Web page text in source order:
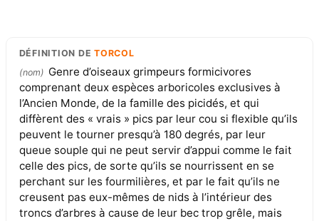
DÉFINITION DETORCOL
(nom) Genre d’oiseaux grimpeurs formicivores
comprenant deux espèces arboricoles exclusives à
l’Ancien Monde, de la famille des picidés, et qui
diffèrent des « vrais » pics par leur cou si flexible qu’ils
peuvent le tourner presqu’à 180 degrés, par leur
queue souple qui ne peut servir d’appui comme le fait
celle des pics, de sorte qu’ils se nourrissent en se
perchant sur les fourmilières, et par le fait qu’ils ne
creusent pas eux-mêmes de nids à l’intérieur des
troncs d’arbres à cause de leur bec trop grêle, mais